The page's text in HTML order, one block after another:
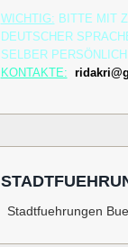
WICHTIG: BITTE MIT
DEUTSCHER
SELBER PERSÖNLICH
KONTAKTE:
Stadtfuehrungen